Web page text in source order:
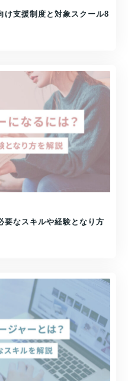
け支援制度と対象スクール8
要なスキルや経験となり方